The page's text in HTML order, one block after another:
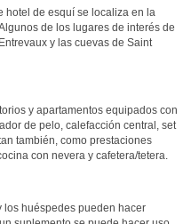
hotel de esquí se localiza en la
de los lugares de interés de
y las cuevas de Saint
y apartamentos equipados con
de pelo, calefacción central, set
también, como prestaciones
con nevera y cafetera/tetera.
los huéspedes pueden hacer